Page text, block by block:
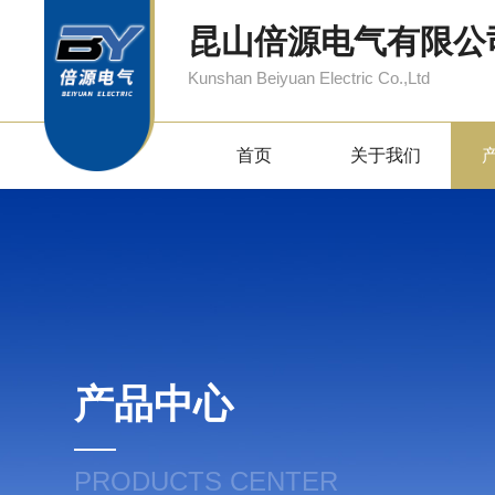
昆山倍源电气有限公
Kunshan Beiyuan Electric Co.,Ltd
首页 关于我们
产品中心
PRODUCTS CENTER